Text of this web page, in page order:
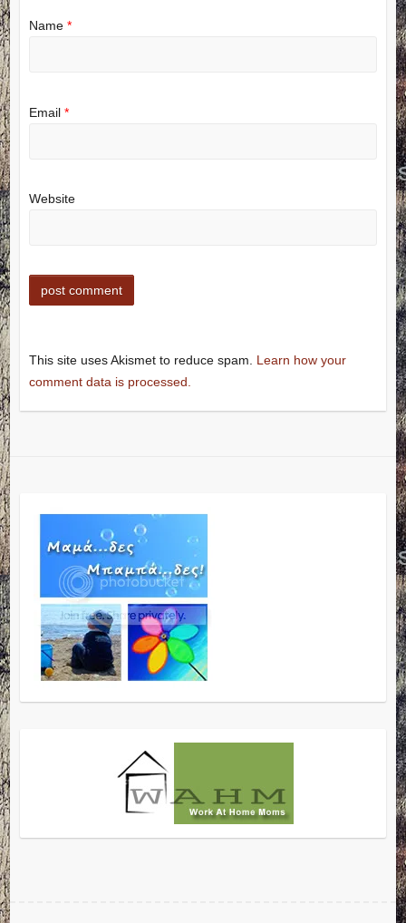
Name *
Email *
Website
This site uses Akismet to reduce spam. Learn how your
comment data is processed.